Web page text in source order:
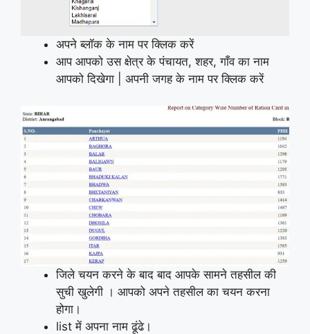
अपने ब्लॉक के नाम पर क्लिक करें
आप आपको उस क्षेत्र के पंचायत, शहर, गाँव का नाम
आपको दिखेगा | अपनी जगह के नाम पर क्लिक करें
जिले चयन करने के बाद बाद आपके सामने तहसील की
सुची खुलेगी । आपको अपने तहसील का चयन करना
होगा।
list में अपना नाम ढूंढे।